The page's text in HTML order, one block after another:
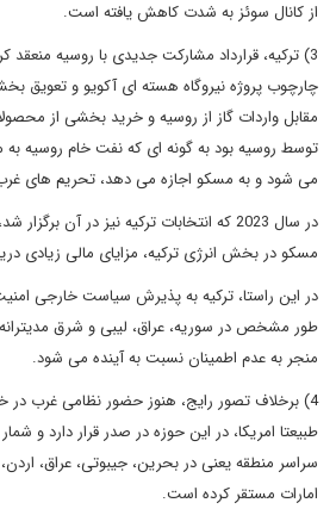
از کانال سوئز به شدت کاهش یافته است.
3) ترکیه، قرارداد مشارکت جدیدی با روسیه
چارچوب پروژه نیروگاه هسته ای آکویو و تعویق
مقابل واردات گاز از روسیه و خرید بخشی از
توسط روسیه بود به گونه ای که نفت خام روسیه به
می شود و به مسکو اجازه می دهد، تحریم های غرب
در سال 2023 که انتخابات ترکیه نیز در آن
مسکو در بخش انرژی ترکیه، مزایای مالی زیادی
در این راستا، ترکیه به پذیرش سیاست خارجی
طور مشخص در سوریه، عراق، لیبی و شرق مدیترانه
منجر به عدم اطمینان نسبت به آینده می شود.
4) برخلاف تصور رایج، هنوز حضور نظامی غرب در
طبیعتا امریکا، در این حوزه در صدر قرار دارد و
سراسر منطقه یعنی در بحرین، جیبوتی، عراق،
امارات مستقر کرده است.